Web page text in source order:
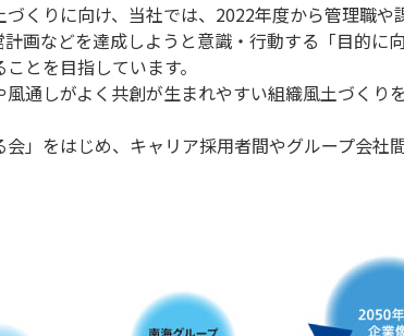
くりに向け、当社では、2022年度から管理職
画などを達成しようと意識・行動する「目的に
とを目指しています。
通しがよく共創が生まれやすい組織風土づくり
」をはじめ、キャリア採用者間やグループ会社